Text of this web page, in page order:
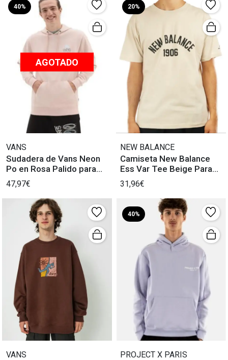
40%
AGOTADO
VANS
Sudadera de Vans Neon
Po en Rosa Palido para
Hombre
47,97€
20%
NEW BALANCE
Camiseta New Balance
Ess Var Tee Beige Para
Hombre
31,96€
VANS
40%
PROJECT X PARIS